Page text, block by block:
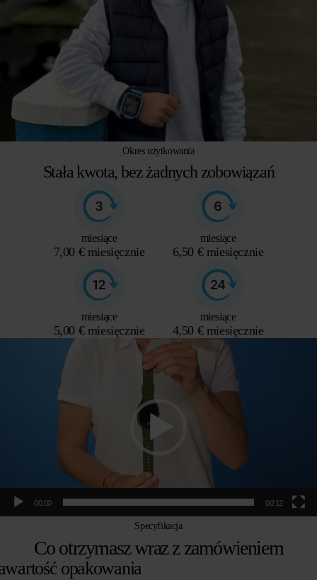
Okres użytkowania
Stała kwota, bez żadnych zobowiązań
miesiące
7,00 € miesięcznie
miesiące
6,50 € miesięcznie
miesiące
5,00 € miesięcznie
miesiące
4,50 € miesięcznie
00:00 00:12
Specyfikacja
Co otrzymasz wraz z zamówieniem
opakowania